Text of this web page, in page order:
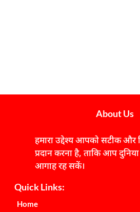
About Us
हमारा उद्देश्य आपको सटीक और
प्रदान करना है, ताकि आप
आगाह रह सकें।
Quick Links:
Home